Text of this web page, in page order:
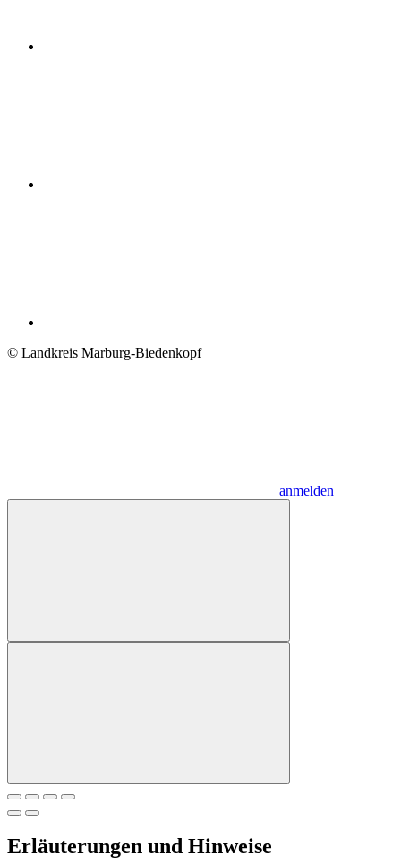
© Landkreis Marburg-Biedenkopf
anmelden
Erläuterungen und Hinweise